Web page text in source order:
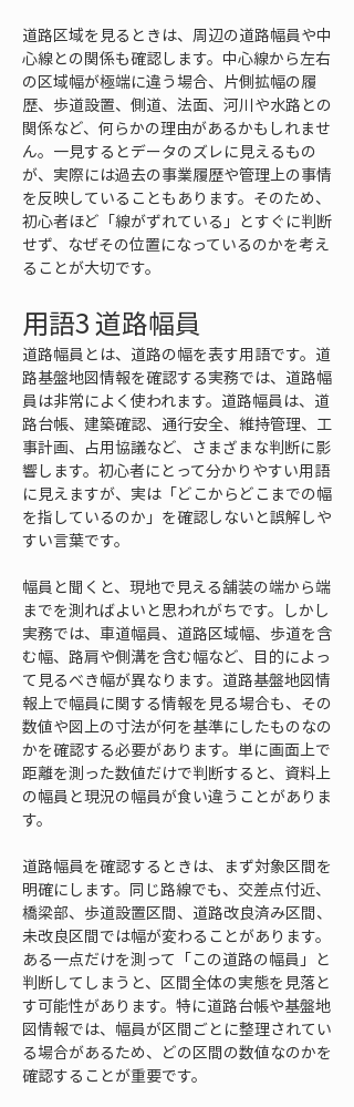
道路区域を見るときは、周辺の道路幅員や中
心線との関係も確認します。中心線から左右
の区域幅が極端に違う場合、片側拡幅の履
歴、歩道設置、側道、法面、河川や水路との
関係など、何らかの理由があるかもしれませ
ん。一見するとデータのズレに見えるもの
が、実際には過去の事業履歴や管理上の事情
を反映していることもあります。そのため、
初心者ほど「線がずれている」とすぐに判断
せず、なぜその位置になっているのかを考え
ることが大切です。
用語3 道路幅員
道路幅員とは、道路の幅を表す用語です。道
路基盤地図情報を確認する実務では、道路幅
員は非常によく使われます。道路幅員は、道
路台帳、建築確認、通行安全、維持管理、工
事計画、占用協議など、さまざまな判断に影
響します。初心者にとって分かりやすい用語
に見えますが、実は「どこからどこまでの幅
を指しているのか」を確認しないと誤解しや
すい言葉です。
幅員と聞くと、現地で見える舗装の端から端
までを測ればよいと思われがちです。しかし
実務では、車道幅員、道路区域幅、歩道を含
む幅、路肩や側溝を含む幅など、目的によっ
て見るべき幅が異なります。道路基盤地図情
報上で幅員に関する情報を見る場合も、その
数値や図上の寸法が何を基準にしたものなの
かを確認する必要があります。単に画面上で
距離を測った数値だけで判断すると、資料上
の幅員と現況の幅員が食い違うことがありま
す。
道路幅員を確認するときは、まず対象区間を
明確にします。同じ路線でも、交差点付近、
橋梁部、歩道設置区間、道路改良済み区間、
未改良区間では幅が変わることがあります。
ある一点だけを測って「この道路の幅員」と
判断してしまうと、区間全体の実態を見落と
す可能性があります。特に道路台帳や基盤地
図情報では、幅員が区間ごとに整理されてい
る場合があるため、どの区間の数値なのかを
確認することが重要です。